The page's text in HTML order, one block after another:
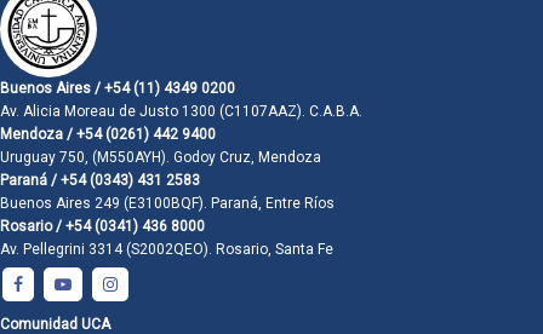
Buenos Aires / +54 (11) 4349 0200
Av. Alicia Moreau de Justo 1300 (C1107AAZ). C.A.B.A.
Mendoza / +54 (0261) 442 9400
Uruguay 750, (M550AYH). Godoy Cruz, Mendoza
Paraná / +54 (0343) 431 2583
Buenos Aires 249 (E3100BQF). Paraná, Entre Ríos
Rosario / +54 (0341) 436 8000
Av. Pellegrini 3314 (S2002QEO). Rosario, Santa Fe
Comunidad UCA